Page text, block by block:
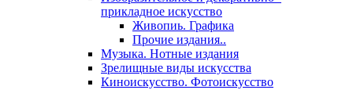
прикладное искусство
Живопиь. Графика
Прочие издания..
Музыка. Нотные издания
Зрелищные виды искусства
Киноискусство. Фотоискусство